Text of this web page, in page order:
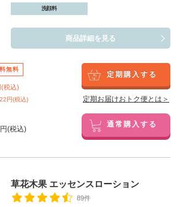
洗顔料
商品詳細を見る
無料
(税込)
円(税込)
定期購入する
定期お届けおトク便とは＞
円(税込) 通常購入する
草花木果 エッセンスローション
89件